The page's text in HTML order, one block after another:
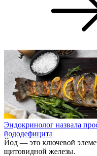
Эндокринолог назвала
йододефицита
Йод — это ключевой
щитовидной железы.